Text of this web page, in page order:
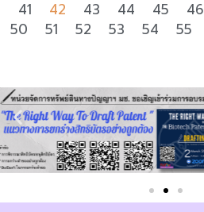
41
42 43 44 45 46
50
51 52 53 54 55